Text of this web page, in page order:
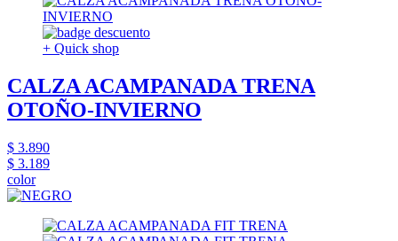
+ Quick shop
CALZA ACAMPANADA TRENA
OTOÑO-INVIERNO
$ 3.890
$ 3.189
color